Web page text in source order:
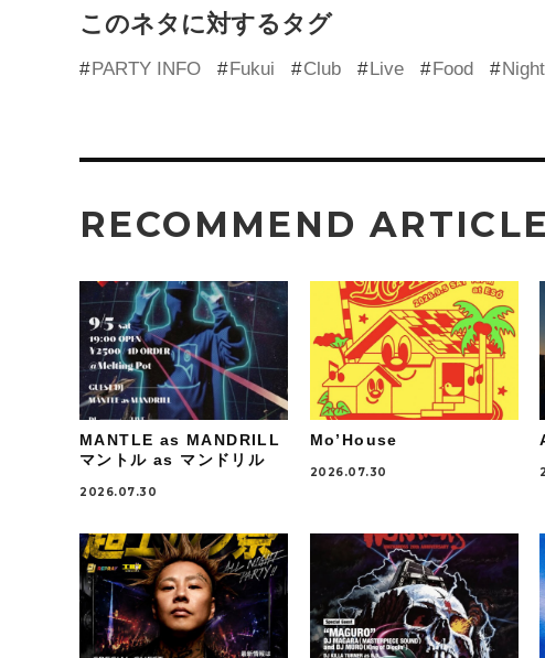
このネタに対するタグ
PARTY INFO Fukui Club Live Food
RECOMMEND ARTICLE
MANTLE as MANDRILL
マントル as マンドリル
2026.07.30
Mo’House
2026.07.30